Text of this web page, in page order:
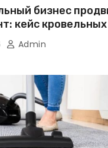
бизнес
кейс
Admin